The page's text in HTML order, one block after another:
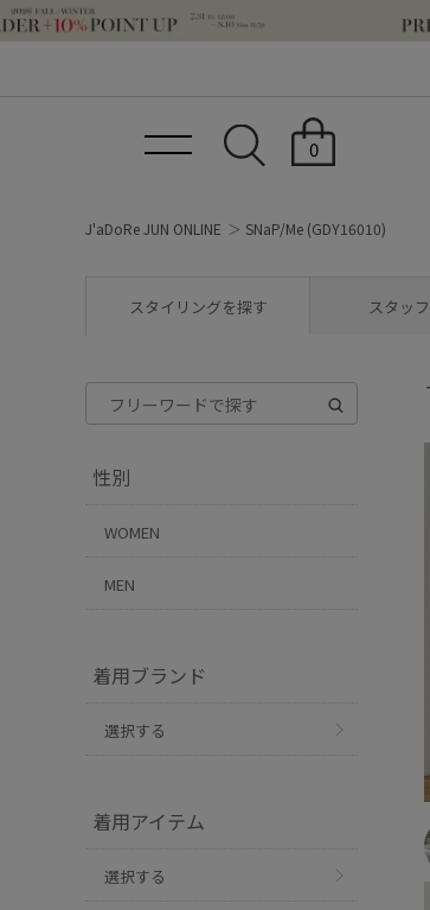
0
J'aDoRe JUN ONLINE SNaP/Me (GDY16010)
スタイリングを探す スタッ
性別
WOMEN
MEN
着用ブランド
選択する
着用アイテム
選択する